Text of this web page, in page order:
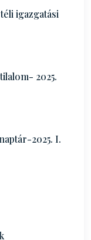
igazgatási
2025.
2025. I.